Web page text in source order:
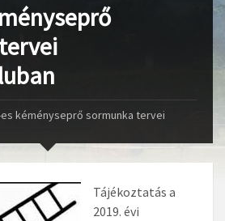
es kéményseprő sormunka tervei
Tájékoztatás a
2019. évi